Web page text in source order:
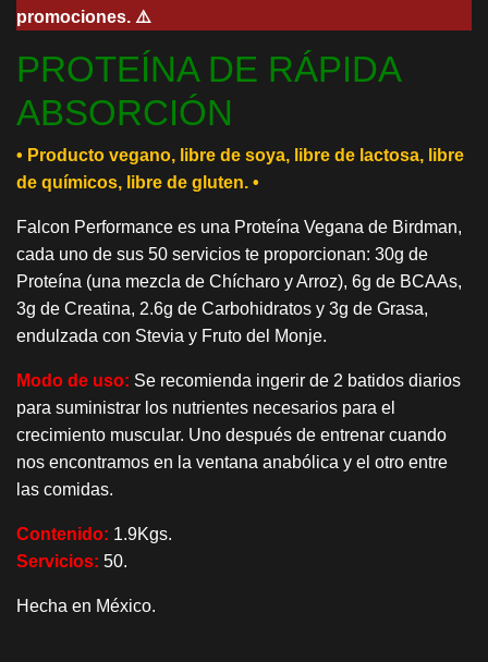
promociones. ⚠️
PROTEÍNA DE RÁPIDA
ABSORCIÓN
• Producto vegano, libre de soya, libre de lactosa, libre
de químicos, libre de gluten. •
Falcon Performance es una Proteína Vegana de Birdman,
cada uno de sus 50 servicios te proporcionan: 30g de
Proteína (una mezcla de Chícharo y Arroz), 6g de BCAAs,
3g de Creatina, 2.6g de Carbohidratos y 3g de Grasa,
endulzada con Stevia y Fruto del Monje.
Modo de uso: Se recomienda ingerir de 2 batidos diarios
para suministrar los nutrientes necesarios para el
crecimiento muscular. Uno después de entrenar cuando
nos encontramos en la ventana anabólica y el otro entre
las comidas.
Contenido: 1.9Kgs.
Servicios: 50.
Hecha en México.